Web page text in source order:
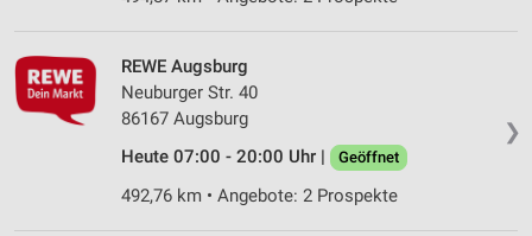
❯
REWE Augsburg
Neuburger Str. 40
86167 Augsburg
Heute 07:00 - 20:00 Uhr |
Geöffnet
492,76 km • Angebote: 2 Prospekte